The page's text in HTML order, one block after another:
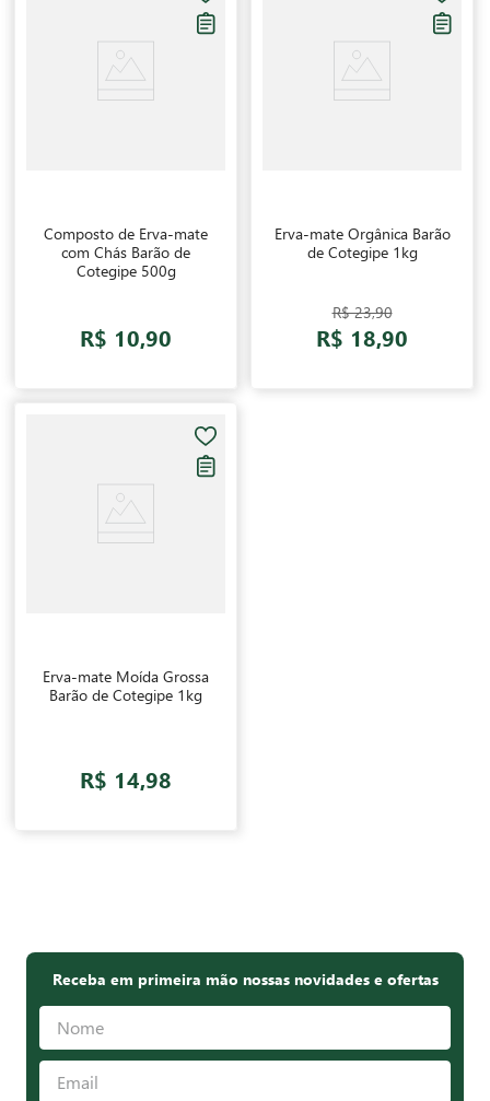
Composto de Erva-mate
com Chás Barão de
Cotegipe 500g
R$ 10,90
Erva-mate Orgânica Barão
de Cotegipe 1kg
R$ 23,90
R$ 18,90
Erva-mate Moída Grossa
Barão de Cotegipe 1kg
R$ 14,98
Receba em primeira mão nossas novidades e ofertas